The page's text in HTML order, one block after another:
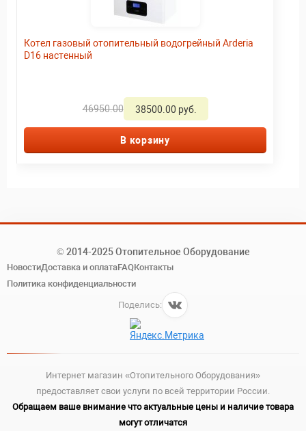
Котел газовый отопительный водогрейный Arderia
D16 настенный
46950.00 38500.00 руб.
В корзину
© 2014-2025 Отопительное Оборудование
НовостиДоставка и оплатаFAQКонтакты
Политика конфиденциальности
Поделись:
Интернет магазин «Отопительного Оборудования»
предоставляет свои услуги по всей территории России.
Обращаем ваше внимание что актуальные цены и наличие товара
могут отличатся